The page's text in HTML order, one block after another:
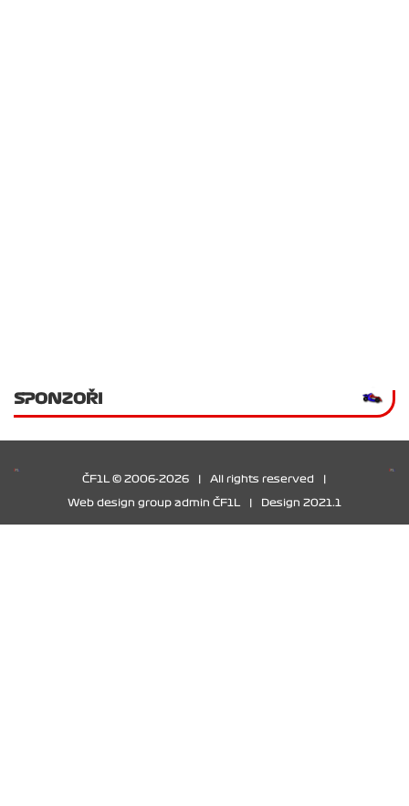
SPONZOŘI
ČF1L © 2006-2026 All rights reserved
Web design group admin ČF1L Design 2021.1